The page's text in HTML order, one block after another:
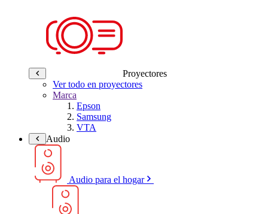
Proyectores
Ver todo en proyectores
Marca
Epson
Samsung
VTA
Audio
Audio para el hogar